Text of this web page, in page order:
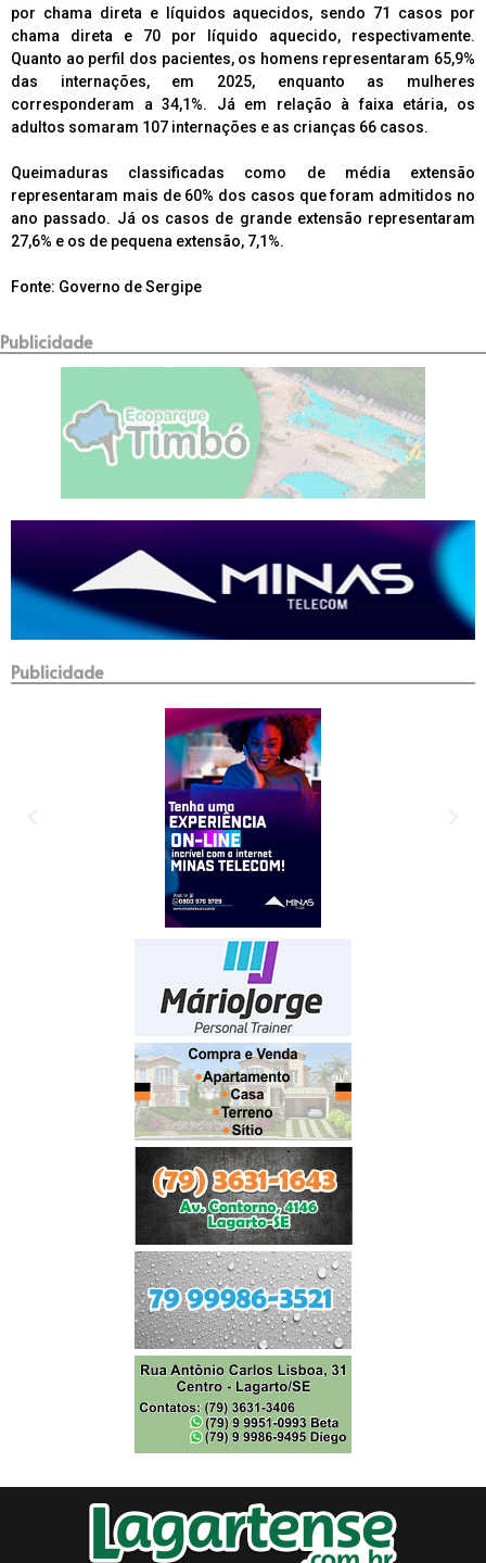
por chama direta e líquidos aquecidos, sendo 71 casos por
chama direta e 70 por líquido aquecido, respectivamente.
Quanto ao perfil dos pacientes, os homens representaram 65,9%
das internações, em 2025, enquanto as mulheres
corresponderam a 34,1%. Já em relação à faixa etária, os
adultos somaram 107 internações e as crianças 66 casos.
Queimaduras classificadas como de média extensão
representaram mais de 60% dos casos que foram admitidos no
ano passado. Já os casos de grande extensão representaram
27,6% e os de pequena extensão, 7,1%.
Fonte: Governo de Sergipe
Publicidade
Publicidade